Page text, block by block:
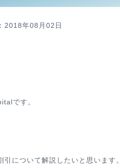
2018年08月02日
です。
引について解説したいと思います。